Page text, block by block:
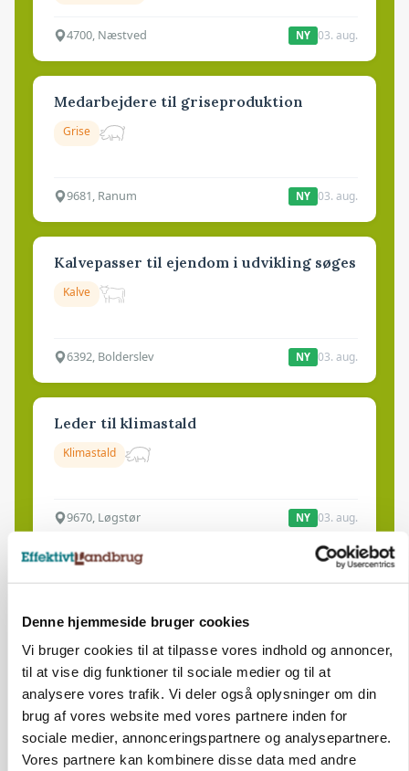
Denne hjemmeside bruger cookies
Vi bruger cookies til at tilpasse vores indhold og annoncer,
til at vise dig funktioner til sociale medier og til at
analysere vores trafik. Vi deler også oplysninger om din
brug af vores website med vores partnere inden for
sociale medier, annonceringspartnere og analysepartnere.
Vores partnere kan kombinere disse data med andre
4700, Næstved NY 03. aug.
Medarbejdere til griseproduktion
Grise
9681, Ranum NY 03. aug.
Kalvepasser til ejendom i udvikling søges
Kalve
6392, Bolderslev NY 03. aug.
Leder til klimastald
Klimastald
9670, Løgstør NY 03. aug.
Produktionsleder til nyrenoveret
Avl/opformering
9670, Løgstør NY 03. aug.
Medarbejder - fodermester søges